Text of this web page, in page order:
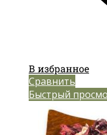
В избранное
Сравнить
Быстрый